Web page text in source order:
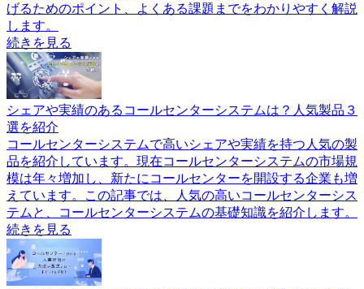
げるためのポイント、よくある課題までをわかりやすく解説
します。
続きを見る
シェアや実績のあるコールセンターシステムは？人気製品３
選を紹介
コールセンターシステムで高いシェアや実績を持つ人気の製
品を紹介しています。現在コールセンターシステムの市場規
模は年々増加し、新たにコールセンターを開設する企業も増
えています。この記事では、人気の高いコールセンターシス
テムと、コールセンターシステムの基礎知識を紹介します。
続きを見る